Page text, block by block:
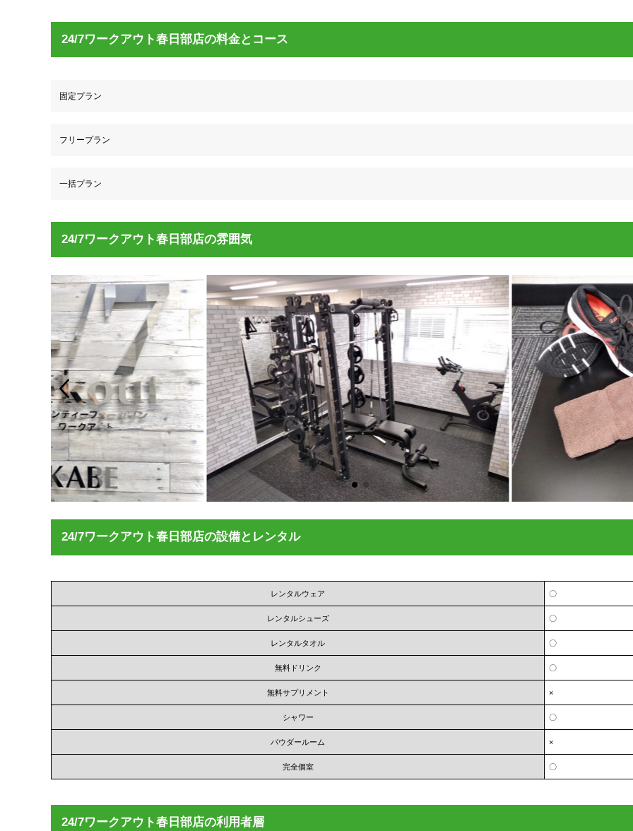
24/7ワークアウト春日部店の料金とコース
固定プラン
フリープラン
一括プラン
24/7ワークアウト春日部店の雰囲気
24/7ワークアウト春日部店の設備とレンタル
レンタルウェア 〇
レンタルシューズ 〇
レンタルタオル 〇
無料ドリンク 〇
無料サプリメント ×
シャワー 〇
パウダールーム ×
完全個室 〇
24/7ワークアウト春日部店の利用者層